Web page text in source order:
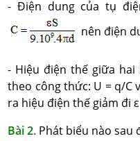
- Điện dung của tụ
nên điện
- Hiệu điện thế giữa
theo công thức: U = q/C
ra hiệu điện thế giảm đi
Bài 2. Phát biểu nào sau